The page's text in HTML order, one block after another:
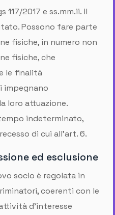
117/2017 e ss.mm.ii. il
Possono fare parte
fisiche, in numero non
fisiche, che
le finalità
impegnano
loro attuazione.
indeterminato,
di cui all'art. 6.
ed esclusione
socio è regolata in
coerenti con le
d’interesse